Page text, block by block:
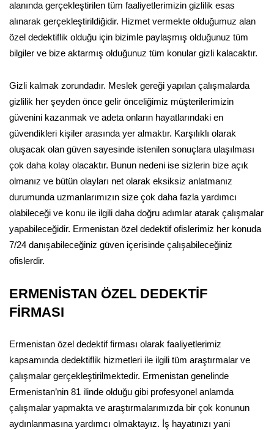
alanında gerçekleştirilen tüm faaliyetlerimizin gizlilik esas
alınarak gerçekleştirildiğidir. Hizmet vermekte olduğumuz alan
özel dedektiflik olduğu için bizimle paylaşmış olduğunuz tüm
bilgiler ve bize aktarmış olduğunuz tüm konular gizli kalacaktır.
Gizli kalmak zorundadır. Meslek gereği yapılan çalışmalarda
gizlilik her şeyden önce gelir önceliğimiz müşterilerimizin
güvenini kazanmak ve adeta onların hayatlarındaki en
güvendikleri kişiler arasında yer almaktır. Karşılıklı olarak
oluşacak olan güven sayesinde istenilen sonuçlara ulaşılması
çok daha kolay olacaktır. Bunun nedeni ise sizlerin bize açık
olmanız ve bütün olayları net olarak eksiksiz anlatmanız
durumunda uzmanlarımızın size çok daha fazla yardımcı
olabileceği ve konu ile ilgili daha doğru adımlar atarak çalışmalar
yapabileceğidir. Ermenistan özel dedektif ofislerimiz her konuda
7/24 danışabileceğiniz güven içerisinde çalışabileceğiniz
ofislerdir.
ERMENİSTAN ÖZEL DEDEKTİF
FİRMASI
Ermenistan özel dedektif firması olarak faaliyetlerimiz
kapsamında dedektiflik hizmetleri ile ilgili tüm araştırmalar ve
çalışmalar gerçekleştirilmektedir. Ermenistan genelinde
Ermenistan’nin 81 ilinde olduğu gibi profesyonel anlamda
çalışmalar yapmakta ve araştırmalarımızda bir çok konunun
aydınlanmasına yardımcı olmaktayız. İş hayatınızı yani